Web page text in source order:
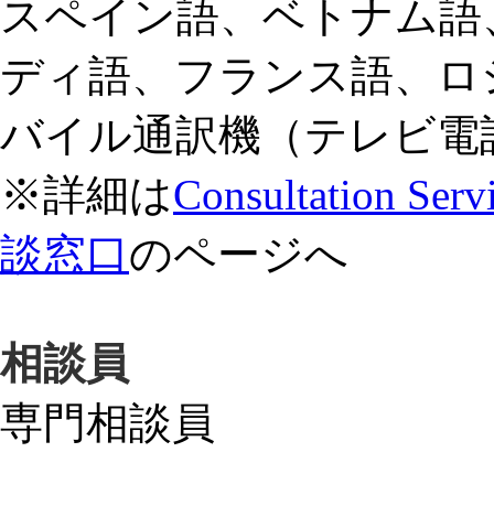
スペイン語、ベトナム
ディ語、フランス語、
バイル通訳機（テレビ
※詳細はConsultation
談窓口のページへ
相談員
専門相談員